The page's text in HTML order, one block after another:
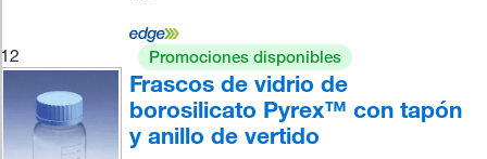
12 Promociones disponibles
Frascos de vidrio de
borosilicato Pyrex™ con tapón
y anillo de vertido